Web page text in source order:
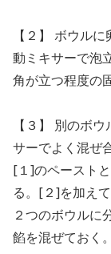
【２】 ボウル
動ミキサーで泡
角が立つ程度の
【３】 別のボ
サーでよく混ぜ
[１]のペースト
る。[２]を加え
２つのボウルに
餡を混ぜておく。